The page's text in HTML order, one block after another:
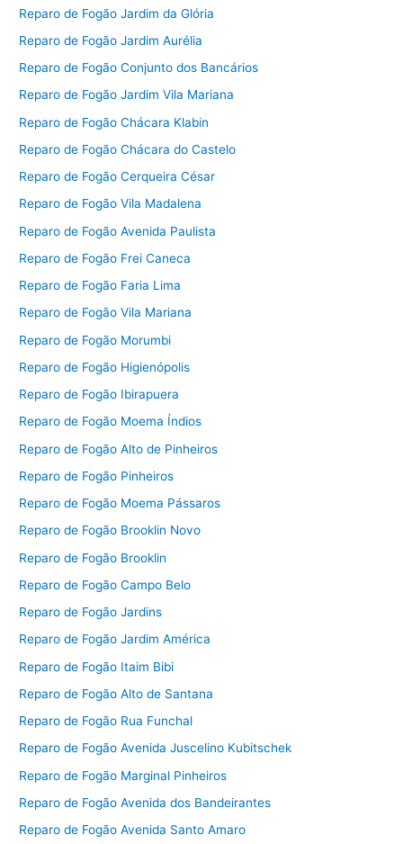
Reparo de Fogão Jardim da Glória
Reparo de Fogão Jardim Aurélia
Reparo de Fogão Conjunto dos Bancários
Reparo de Fogão Jardim Vila Mariana
Reparo de Fogão Chácara Klabin
Reparo de Fogão Chácara do Castelo
Reparo de Fogão Cerqueira César
Reparo de Fogão Vila Madalena
Reparo de Fogão Avenida Paulista
Reparo de Fogão Frei Caneca
Reparo de Fogão Faria Lima
Reparo de Fogão Vila Mariana
Reparo de Fogão Morumbi
Reparo de Fogão Higienópolis
Reparo de Fogão Ibirapuera
Reparo de Fogão Moema Índios
Reparo de Fogão Alto de Pinheiros
Reparo de Fogão Pinheiros
Reparo de Fogão Moema Pássaros
Reparo de Fogão Brooklin Novo
Reparo de Fogão Brooklin
Reparo de Fogão Campo Belo
Reparo de Fogão Jardins
Reparo de Fogão Jardim América
Reparo de Fogão Itaim Bibi
Reparo de Fogão Alto de Santana
Reparo de Fogão Rua Funchal
Reparo de Fogão Avenida Juscelino Kubitschek
Reparo de Fogão Marginal Pinheiros
Reparo de Fogão Avenida dos Bandeirantes
Reparo de Fogão Avenida Santo Amaro